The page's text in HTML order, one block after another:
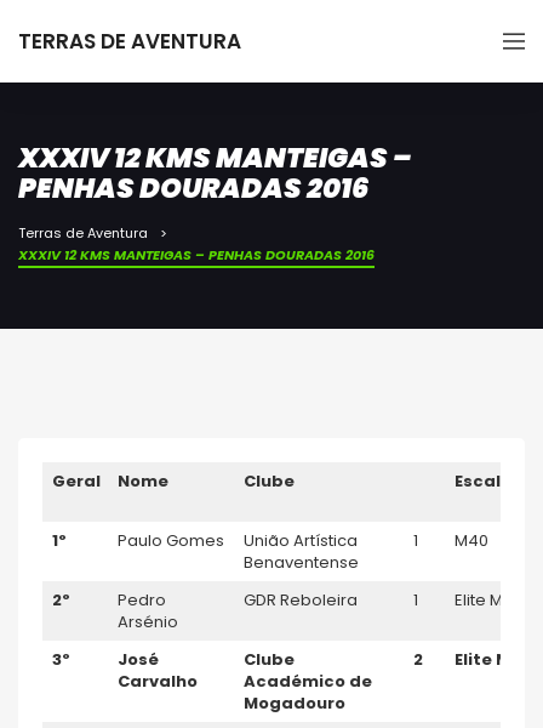
TERRAS DE AVENTURA
XXXIV 12 KMS MANTEIGAS –
PENHAS DOURADAS 2016
Terras de Aventura
XXXIV 12 KMS MANTEIGAS – PENHAS DOURADAS 2016
Geral Nome Clube Escalão
1º Paulo Gomes
União Artística
Benaventense
1 M40
2º
Pedro
Arsénio
GDR Reboleira 1 Elite M
3º
José
Carvalho
Clube
Académico de
Mogadouro
2 Elite M